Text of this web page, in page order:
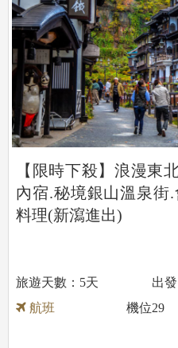
【限時下殺】浪漫東
內宿.秘境銀山溫泉街
料理(新瀉進出)
5天
航班
機位29